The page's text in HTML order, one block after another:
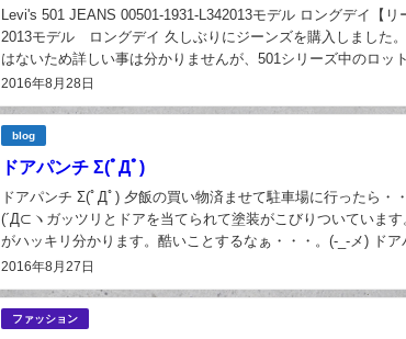
2016年8月28日
Levi's 501 JEANS 00501-1931-L342013モデル ロングデイ【
2013モデル ロングデイ 久しぶりにジーンズを購入しました
はないため詳しい事は分かりませんが、501シリーズ中のロッ
blog
ドアパンチ Σ(ﾟДﾟ)
2016年8月27日
ドアパンチ Σ(ﾟДﾟ) 夕飯の買い物済ませて駐車場に行ったら・
(´Д⊂ヽガッツリとドアを当てられて塗装がこびりついていま
がハッキリ分かります。酷いことするなぁ・・・。(-_-メ) ド
ました...
ファッション